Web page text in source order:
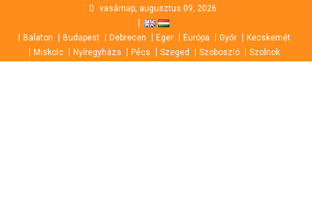
content
vasárnap, augusztus 09, 2026
Balaton Budapest Debrecen Eger Európa Győr
Kecskemét
Miskolc
Nyíregyháza Pécs Szeged Szoboszló Szolnok